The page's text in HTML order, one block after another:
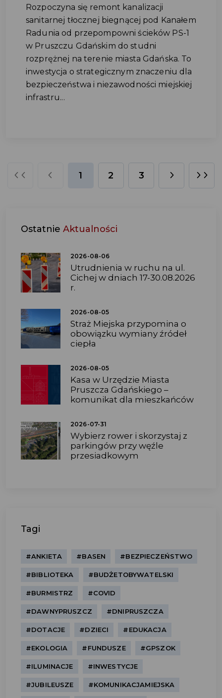
Rozpoczyna się remont kanalizacji
sanitarnej tłocznej biegnącej pod Kanałem
Radunia od przepompowni ścieków PS-1
w Pruszczu Gdańskim do studni
rozprężnej na terenie miasta Gdańska. To
inwestycja o strategicznym znaczeniu dla
bezpieczeństwa i niezawodności miejskiej
infrastru...
1 2 3
Ostatnie Aktualności
2026-08-06
Utrudnienia w ruchu na ul.
Cichej w dniach 17-30.08.2026
r.
2026-08-05
Straż Miejska przypomina o
obowiązku wymiany źródeł
ciepła
2026-08-05
Kasa w Urzędzie Miasta
Pruszcza Gdańskiego –
komunikat dla mieszkańców
2026-07-31
Wybierz rower i skorzystaj z
parkingów przy węźle
przesiadkowym
Tagi
#ANKIETA #BASEN #BEZPIECZEŃSTWO
#BIBLIOTEKA #BUDŻETOBYWATELSKI
#BURMISTRZ #COVID
#DAWNYPRUSZCZ #DNIPRUSZCZA
#DOTACJE #DZIECI #EDUKACJA
#EKOLOGIA #FUNDUSZE #GPSZOK
#ILUMINACJE #INWESTYCJE
#JUBILEUSZE #KOMUNIKACJAMIEJSKA